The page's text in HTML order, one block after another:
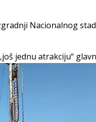
Nacionalnog
jednu atrakciju“